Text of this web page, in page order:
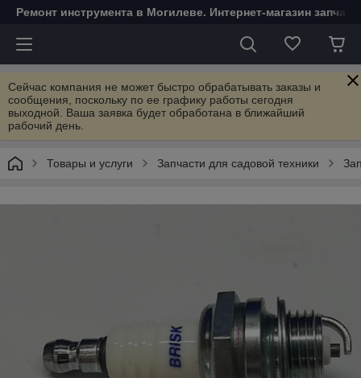
Ремонт инструмента в Могилеве. Интернет-магазин
Сейчас компания не может быстро обрабатывать заказы и
сообщения, поскольку по ее графику работы сегодня
выходной. Ваша заявка будет обработана в ближайший
рабочий день.
Товары и услуги Запчасти для садовой техники